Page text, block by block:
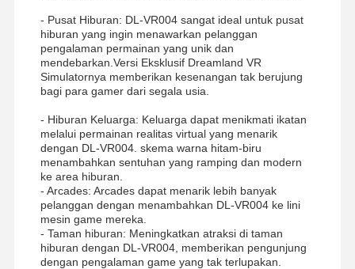
Peralatan Tempat Bermain Lembut
Motor Game Simulator
Simulator VR 360
Penembak Arkade VR
Bioskop VR
Mobil Bumper
VR Car Racing Simulator
- Pusat Hiburan: DL-VR004 sangat ideal untuk pusat
hiburan yang ingin menawarkan pelanggan
pengalaman permainan yang unik dan
mendebarkan.Versi Eksklusif Dreamland VR
Simulatornya memberikan kesenangan tak berujung
bagi para gamer dari segala usia.
- Hiburan Keluarga: Keluarga dapat menikmati ikatan
melalui permainan realitas virtual yang menarik
dengan DL-VR004. skema warna hitam-biru
menambahkan sentuhan yang ramping dan modern
ke area hiburan.
- Arcades: Arcades dapat menarik lebih banyak
pelanggan dengan menambahkan DL-VR004 ke lini
mesin game mereka.
- Taman hiburan: Meningkatkan atraksi di taman
hiburan dengan DL-VR004, memberikan pengunjung
dengan pengalaman game yang tak terlupakan.